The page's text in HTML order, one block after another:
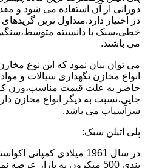
در اختیار دارد.متداول ترین
خطی،سبک با دانسیته
می باشند.
می توان بیان نمود که این نوع
انواع مخازن نگهداری سیالات و
حاضر به علت قیمت مناسب،وزن
جایی،نسبت به دیگر انواع مخازن
سرآسیاب می باشد.
پلی اتیلن سبک:
در سال 1961 میلادی
بندی 500 میکرون به بازار